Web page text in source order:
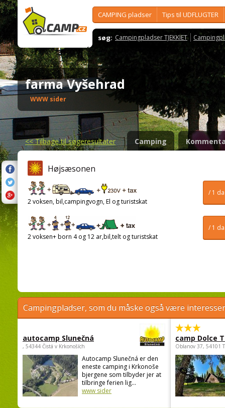
CAMPING pladser Tips til UDFLUGTER
søg: Campingpladser TJEKKIET
farma Vyšehrad
WWW sider
<<Tilbage til søgeresultater Camping
Højsæsonen
/ 1
2 voksen, bil,campingvogn, El og turistskat
/ 1
2 voksen+ born 4 og 12 ar,bil,telt og turistskat
Campingpladser, som du måske også være
autocamp Slunečná
, 54344 Čistá v Krkonoších
Autocamp Slunečná er den
eneste camping i Krkonoše
bjergene som tilbyder jer at
tilbringe ferien lig...
www sider
camp Dolce
Oblanov 37, 54101